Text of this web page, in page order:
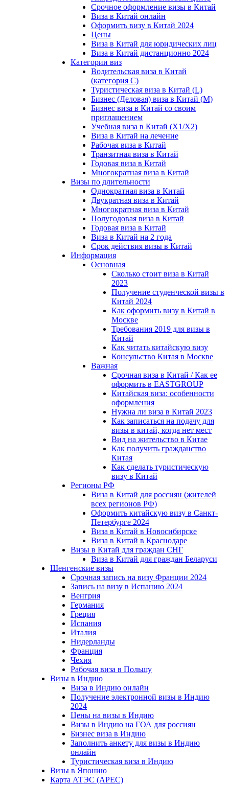
Срочное оформление визы в Китай
Виза в Китай онлайн
Оформить визу в Китай 2024
Цены
Виза в Китай для юридических лиц
Виза в Китай дистанционно 2024
Категории виз
Водительская виза в Китай
(категория С)
Туристическая виза в Китай (L)
Бизнес (Деловая) виза в Китай (M)
Бизнес виза в Китай со своим
приглашением
Учебная виза в Китай (X1/X2)
Виза в Китай на лечение
Рабочая виза в Китай
Транзитная виза в Китай
Годовая виза в Китай
Многократная виза в Китай
Визы по длительности
Однократная виза в Китай
Двукратная виза в Китай
Многократная виза в Китай
Полугодовая виза в Китай
Годовая виза в Китай
Виза в Китай на 2 года
Срок действия визы в Китай
Информация
Основная
Сколько стоит виза в Китай
2023
Получение студенческой визы в
Китай 2024
Как оформить визу в Китай в
Москве
Требования 2019 для визы в
Китай
Как читать китайскую визу
Консульство Китая в Москве
Важная
Срочная виза в Китай / Как ее
оформить в EASTGROUP
Китайская виза: особенности
оформления
Нужна ли виза в Китай 2023
Как записаться на подачу для
визы в китай, когда нет мест
Вид на жительство в Китае
Как получить гражданство
Китая
Как сделать туристическую
визу в Китай
Регионы РФ
Виза в Китай для россиян (жителей
всех регионов РФ)
Оформить китайскую визу в Санкт-
Петербурге 2024
Виза в Китай в Новосибирске
Виза в Китай в Краснодаре
Визы в Китай для граждан СНГ
Виза в Китай для граждан Беларуси
Шенгенские визы
Срочная запись на визу Франции 2024
Запись на визу в Испанию 2024
Венгрия
Германия
Греция
Испания
Италия
Нидерланды
Франция
Чехия
Рабочая виза в Польшу
Визы в Индию
Виза в Индию онлайн
Получение электронной визы в Индию
2024
Цены на визы в Индию
Визы в Индию на ГОА для россиян
Бизнес виза в Индию
Заполнить анкету для визы в Индию
онлайн
Туристическая виза в Индию
Визы в Японию
Карта АТЭС (APEC)